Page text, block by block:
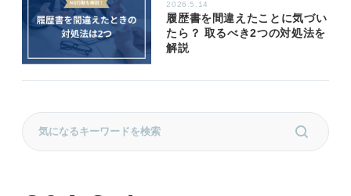
2026.5.14
履歴書を間違えたことに気づい
たら？ 取るべき2つの対処法を
解説